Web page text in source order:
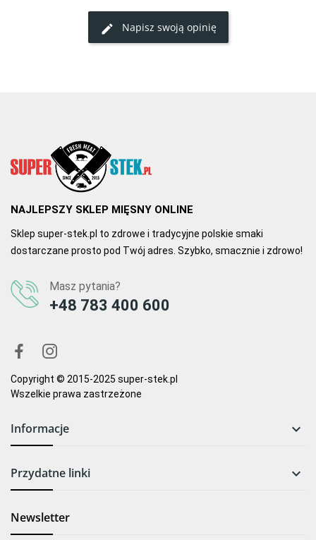
Sos Passata di pomodoro to klasyczny sos pomidorowy. Doskonały
do makaronów i pizzy.
Napisz swoją opinię
NAJLEPSZY SKLEP MIĘSNY ONLINE
Sklep super-stek.pl to zdrowe i tradycyjne polskie smaki
dostarczane prosto pod Twój adres. Szybko, smacznie i zdrowo!
Masz pytania?
+48 783 400 600
Copyright © 2015-2025 super-stek.pl
Wszelkie prawa zastrzeżone
Informacje 
Przydatne linki 
Newsletter